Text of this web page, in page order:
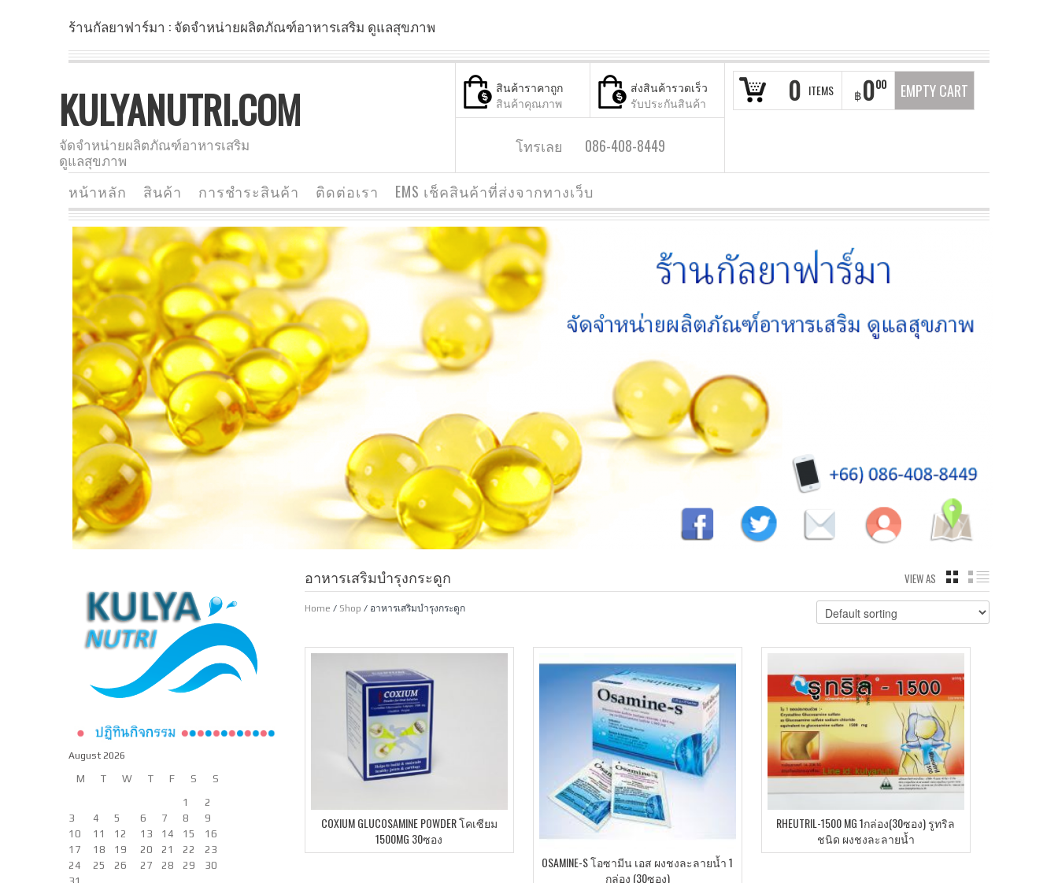
ร้านกัลยาฟาร์มา : จัดจำหน่ายผลิตภัณฑ์อาหารเสริม ดูแลสุขภาพ
KULYANUTRI.COM
จัดจำหน่ายผลิตภัณฑ์อาหารเสริม
ดูแลสุขภาพ
0 ITEMS ฿000 EMPTY CART
สินค้าราคาถูก
สินค้าคุณภาพ
ส่งสินค้ารวดเร็ว
รับประกันสินค้า
โทรเลย 086-408-8449
หน้าหลัก สินค้า การชำระสินค้า ติดต่อเรา EMS เช็คสินค้าที่ส่งจากทางเว็บ
อาหารเสริมบำรุงกระดูก VIEW AS GRID
Home / Shop / อาหารเสริมบำรุงกระดูก
COXIUM GLUCOSAMINE POWDER โคเซียม
1500MG 30ซอง
OSAMINE-S โอซามีน เอส ผงชงละลายน้ำ 1
กล่อง (30ซอง)
RHEUTRIL-1500 MG 1กล่อง(30ซอง) รูทริล
ชนิด ผงชงละลายน้ำ
August 2026
M T W T F S S
1
2
3
4 5 6 7 8
9
10
11 12 13 14 15
16
17
18 19 20 21 22
23
24
25 26 27 28 29
30